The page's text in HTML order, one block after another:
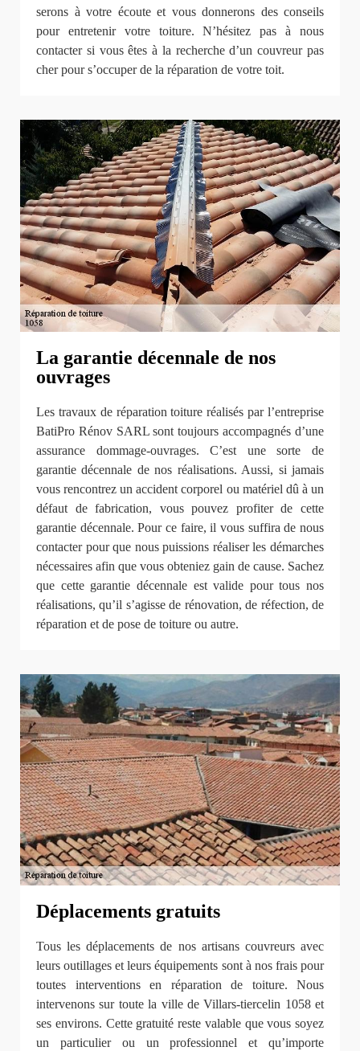
serons à votre écoute et vous donnerons des conseils
pour entretenir votre toiture. N’hésitez pas à nous
contacter si vous êtes à la recherche d’un couvreur pas
cher pour s’occuper de la réparation de votre toit.
La garantie décennale de nos
ouvrages
Les travaux de réparation toiture réalisés par l’entreprise
BatiPro Rénov SARL sont toujours accompagnés d’une
assurance dommage-ouvrages. C’est une sorte de
garantie décennale de nos réalisations. Aussi, si jamais
vous rencontrez un accident corporel ou matériel dû à un
défaut de fabrication, vous pouvez profiter de cette
garantie décennale. Pour ce faire, il vous suffira de nous
contacter pour que nous puissions réaliser les démarches
nécessaires afin que vous obteniez gain de cause. Sachez
que cette garantie décennale est valide pour tous nos
réalisations, qu’il s’agisse de rénovation, de réfection, de
réparation et de pose de toiture ou autre.
Déplacements gratuits
Tous les déplacements de nos artisans couvreurs avec
leurs outillages et leurs équipements sont à nos frais pour
toutes interventions en réparation de toiture. Nous
intervenons sur toute la ville de Villars-tiercelin 1058 et
ses environs. Cette gratuité reste valable que vous soyez
un particulier ou un professionnel et qu’importe